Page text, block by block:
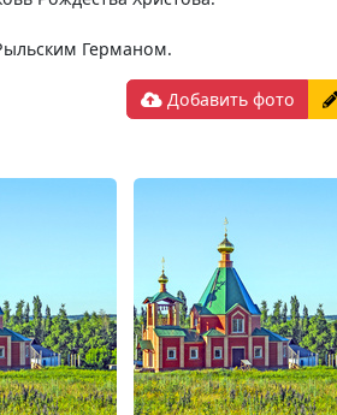
Германом.
Добавить фото